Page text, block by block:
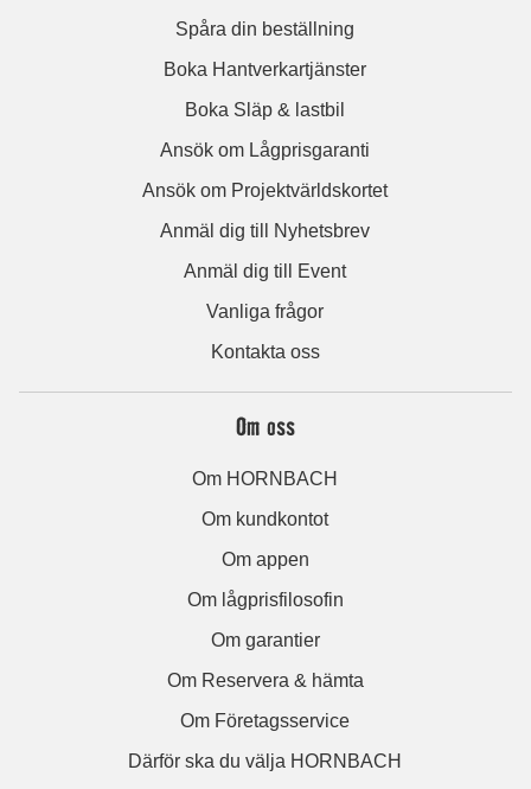
Spåra din beställning
Boka Hantverkartjänster
Boka Släp & lastbil
Ansök om Lågprisgaranti
Ansök om Projektvärldskortet
Anmäl dig till Nyhetsbrev
Anmäl dig till Event
Vanliga frågor
Kontakta oss
Om oss
Om HORNBACH
Om kundkontot
Om appen
Om lågprisfilosofin
Om garantier
Om Reservera & hämta
Om Företagsservice
Därför ska du välja HORNBACH